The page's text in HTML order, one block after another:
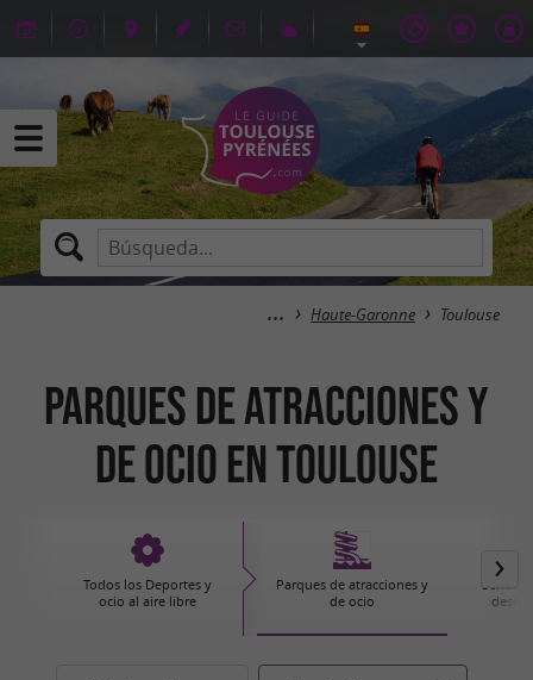
Haute-Garonne Toulouse
Parques de atracciones y
de ocio en Toulouse
Todos los Deportes y
ocio al aire libre
Parques de atracciones y
de ocio